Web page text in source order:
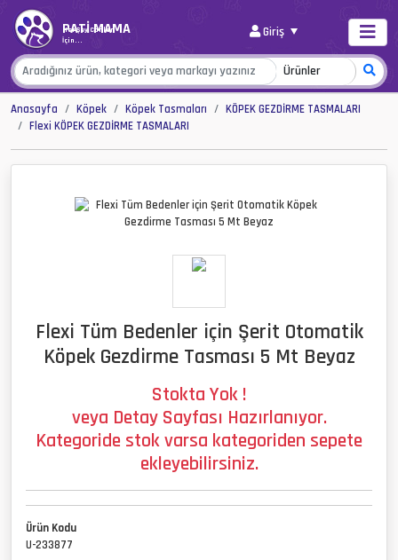
PATİ MAMA
Her Şey Canlar
İçin...
Giriş
Anasayfa Köpek Köpek Tasmaları
KÖPEK GEZDİRME TASMALARI
Flexi KÖPEK GEZDİRME TASMALARI
Flexi Tüm Bedenler için Şerit Otomatik
Köpek Gezdirme Tasması 5 Mt Beyaz
Stokta Yok !
veya Detay Sayfası Hazırlanıyor.
Kategoride stok varsa kategoriden sepete
ekleyebilirsiniz.
Ürün Kodu
U-233877